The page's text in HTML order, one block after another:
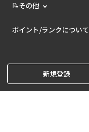
📝その他
ポイント/ランクについて
新規登録